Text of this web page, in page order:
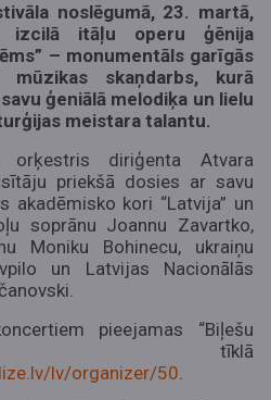
noslēgumā, 23. martā,
izcilā itāļu operu ģēnija
– monumentāls garīgās
mūzikas skaņdarbs, kurā
ģeniālā melodiķa un lielu
meistara talantu.
orķestris diriģenta Atvara
priekšā dosies ar savu
akadēmisko kori “Latvija” un
soprānu Joannu Zavartko,
Moniku Bohinecu, ukraiņu
un Latvijas Nacionālās
pieejamas “Biļešu
tīklā
lv/organizer/50.